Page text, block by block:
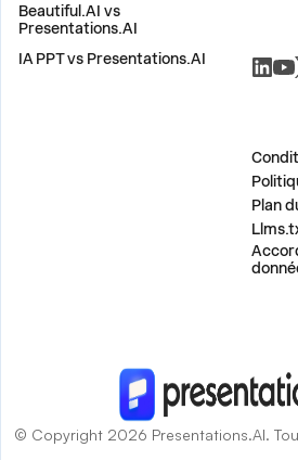
Beautiful.AI vs
Presentations.AI
IA PPT vs Presentations.AI
Plan
© Copyright 2026 Presentations.AI.